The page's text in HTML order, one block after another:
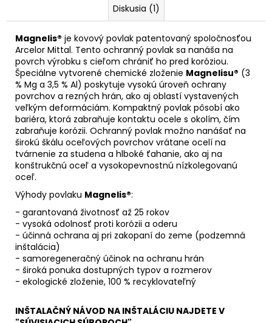
Diskusia (1)
Magnelis® je kovový povlak patentovaný spoločnosťou
Arcelor Mittal. Tento ochranný povlak sa nanáša na
povrch výrobku s cieľom chrániť ho pred koróziou.
Špeciálne vytvorené chemické zloženie Magnelisu® (3
% Mg a 3,5 % Al) poskytuje vysokú úroveň ochrany
povrchov a rezných hrán, ako aj oblastí vystavených
veľkým deformáciám. Kompaktný povlak pôsobí ako
bariéra, ktorá zabraňuje kontaktu ocele s okolím, čím
zabraňuje korózii. Ochranný povlak možno nanášať na
širokú škálu oceľových povrchov vrátane ocelí na
tvárnenie za studena a hlboké ťahanie, ako aj na
konštrukčnú oceľ a vysokopevnostnú nízkolegovanú
oceľ.
Výhody povlaku Magnelis®:
- garantovaná životnosť až 25 rokov
- vysoká odolnosť proti korózii a oderu
- účinná ochrana aj pri zakopaní do zeme (podzemná
inštalácia)
- samoregeneračný účinok na ochranu hrán
- široká ponuka dostupných typov a rozmerov
- ekologické zloženie, 100 % recyklovateľný
INŠTALAČNÝ NÁVOD NA INŠTALÁCIU NAJDETE V